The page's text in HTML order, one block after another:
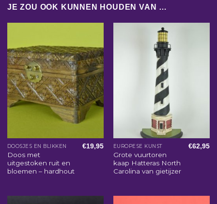
JE ZOU OOK KUNNEN HOUDEN VAN …
DOOSJES EN BLIKKEN
Doos met
uitgestoken ruit en
bloemen – hardhout
€19,95 EUROPESE KUNST
Grote vuurtoren
kaap Hatteras North
Carolina van gietijzer
€62,95